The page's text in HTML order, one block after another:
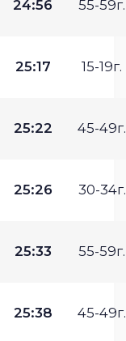
24:56 55-59г.
25:17 15-19г.
25:22 45-49г.
25:26 30-34г.
25:33 55-59г.
25:38 45-49г.